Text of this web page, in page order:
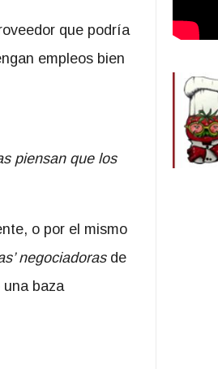
que podría
empleos bien
piensan que los
o por el mismo
negociadorasde
una baza